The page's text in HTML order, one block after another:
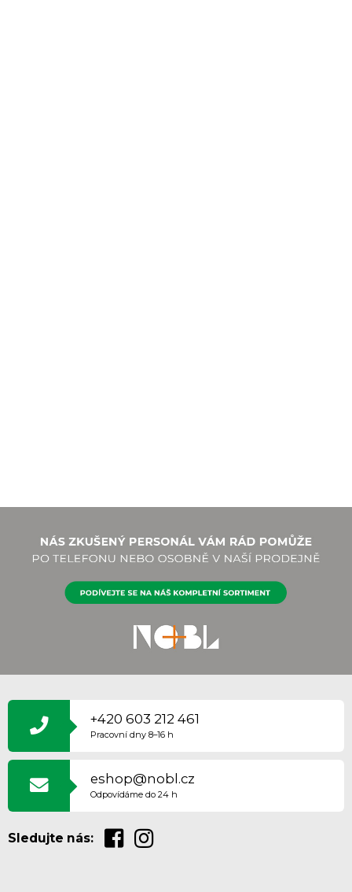
Á
T
+420 603 212 461
Pracovní dny 8–16 h
eshop@nobl.cz
Odpovídáme do 24 h
Sledujte nás: